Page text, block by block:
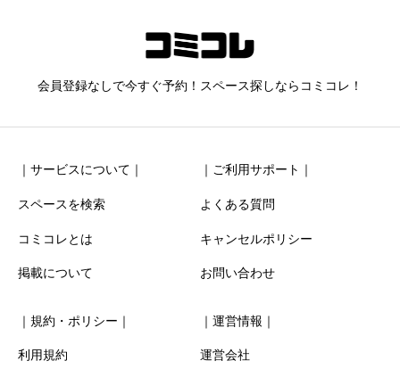
ニックネーム 任意
清潔感
お得感
会員登録なしで今すぐ予約！スペース探しならコミコレ！
｜サービスについて｜
スペースを検索
コミコレとは
掲載について
｜ご利用サポート｜
よくある質問
キャンセルポリシー
お問い合わせ
｜規約・ポリシー｜
利用規約
｜運営情報｜
運営会社